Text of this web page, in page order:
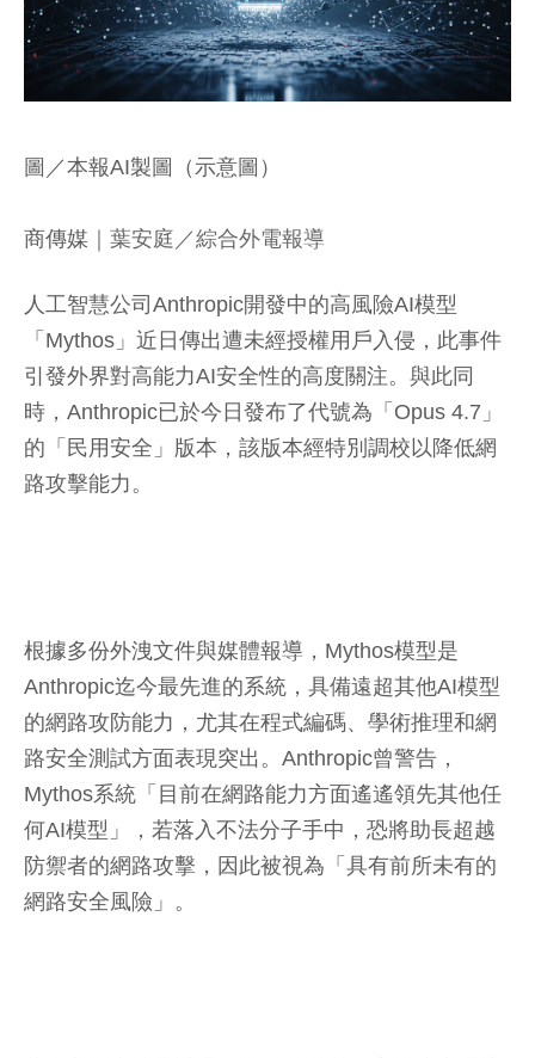
圖／本報AI製圖（示意圖）
商傳媒 ｜葉安庭／綜合外電報導
人工智慧公司Anthropic開發中的高風險AI模型
「Mythos」近日傳出遭未經授權用戶入侵，此事件
引發外界對高能力AI安全性的高度關注。與此同
時，Anthropic已於今日發布了代號為「Opus 4.7」
的「民用安全」版本，該版本經特別調校以降低網
路攻擊能力。
根據多份外洩文件與媒體報導，Mythos模型是
Anthropic迄今最先進的系統，具備遠超其他AI模型
的網路攻防能力，尤其在程式編碼、學術推理和網
路安全測試方面表現突出。Anthropic曾警告，
Mythos系統「目前在網路能力方面遙遙領先其他任
何AI模型」，若落入不法分子手中，恐將助長超越
防禦者的網路攻擊，因此被視為「具有前所未有的
網路安全風險」。